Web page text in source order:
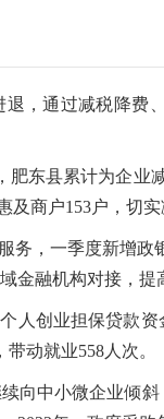
通过减税降费
县累计为企业
及商户153户，切
，一季度新增政
金融机构对接，
创业担保贷款资
动就业558人次。
中小微企业倾斜